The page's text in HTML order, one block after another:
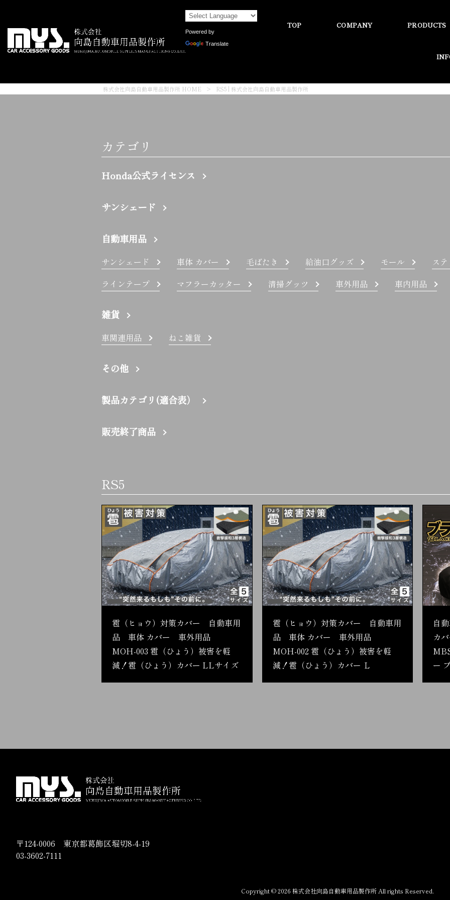
Powered by
Translate
TOP COMPANY PRODUCTS
株式会社向島自動車用品製作所 HOME > RS5 | 株式会社向島自動車用品製作所
カテゴリ
Honda公式ライセンス
サンシェード
自動車用品
サンシェード 車体 カバー 毛ばたき 給油口グッズ モール
ス
ラインテープ
マフラーカッター 清掃グッツ 車外用品 車内用品
雑貨
車関連用品 ねこ雑貨
その他
製品カテゴリ(適合表）
販売終了商品
RS5
雹（ヒョウ）対策カバー 自動車用
品 車体 カバー 車外用品
MOH-003 雹（ひょう）被害を軽
減！雹（ひょう）カバー LLサイズ
雹（ヒョウ）対策カバー 自動車用
品 車体 カバー 車外用品
MOH-002 雹（ひょう）被害を軽
減！雹（ひょう）カバー Ｌ
自
カ
ー
〒124-0006 東京都葛飾区堀切8-4-19
03-3602-7111
Copyright © 2026 株式会社向島自動車用品製作所 All rights Reserved.